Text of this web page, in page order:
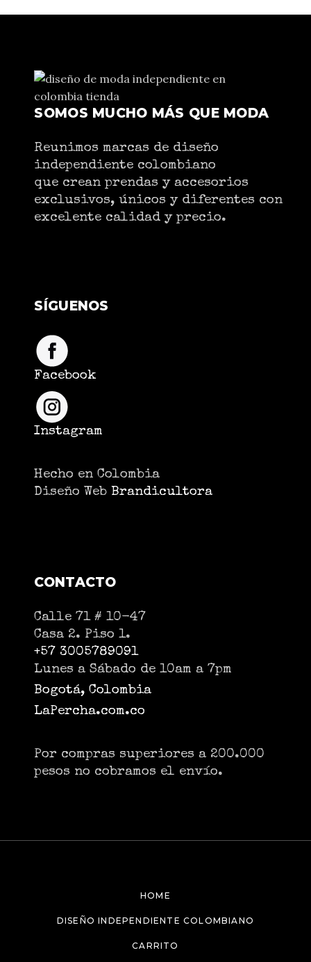
SOMOS MUCHO MÁS QUE MODA
Reunimos marcas de diseño
independiente colombiano
que crean prendas y accesorios
exclusivos, únicos y diferentes con
excelente calidad y precio.
SÍGUENOS
Facebook
Instagram
Hecho en Colombia
Diseño Web Brandicultora
CONTACTO
Calle 71 # 10-47
Casa 2. Piso 1.
+57 3005789091
Lunes a Sábado de 10am a 7pm
Bogotá, Colombia
LaPercha.com.co
Por compras superiores a 200.000
pesos no cobramos el envío.
HOME
DISEÑO INDEPENDIENTE COLOMBIANO
CARRITO